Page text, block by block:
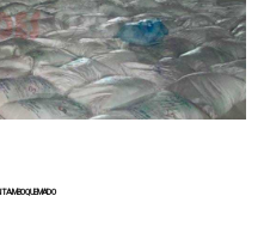
QUEMADO